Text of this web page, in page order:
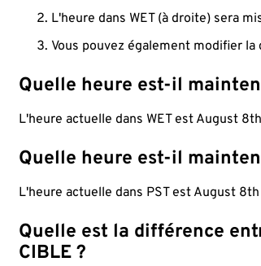
L'heure dans WET (à droite) sera
Vous pouvez également modifier
Quelle heure est-il
L'heure actuelle dans WET est August
Quelle heure est-il
L'heure actuelle dans PST est August
Quelle est la différence
CIBLE ?